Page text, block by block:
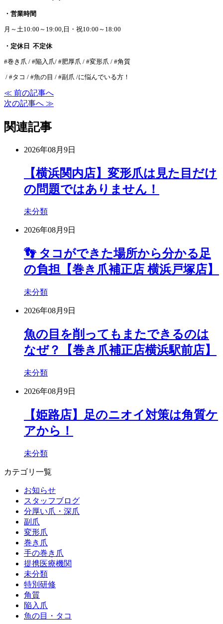
・営業時間
月～土10:00～19:00,日・祝10:00～18:00
・定休日 不定休
#巻き爪 / #陥入爪/ #肥厚爪 / #変形爪 / #角質
/ #タコ / #魚の目 / #副爪 /に悩んでいる方！
≪ 前の記事へ
次の記事へ ≫
関連記事
2026年08月9日
【横浜関内店】変形爪は見た目だけ
の問題ではありません！
未分類
2026年08月9日
👣 タコができた場所から分かる足
の負担【巻き爪補正店 横浜戸塚店】
未分類
2026年08月9日
魚の目を削ってもまたできるのは
なぜ？【巻き爪補正店横浜駅前店】
未分類
2026年08月9日
【姫路店】足のニオイ対策は角質ケ
アから！
未分類
カテゴリ一覧
お知らせ
スタッフブログ
分厚い爪・深爪
副爪
変形爪
巻き爪
手の巻き爪
提携医療機関
未分類
特別研修
角質
陥入爪
魚の目・タコ